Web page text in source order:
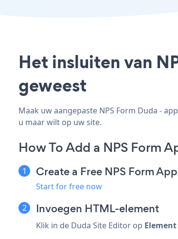
Het insluiten van
geweest
Maak uw aangepaste NPS Form Duda -
u maar wilt op uw site.
How To Add a NPS Form
Create a Free NPS Form App
Start for free now
Invoegen HTML-element
Klik in de Duda Site Editor op